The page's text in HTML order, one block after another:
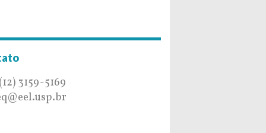
3159-5169